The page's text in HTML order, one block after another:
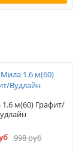
м(60) Графит/
998 руб